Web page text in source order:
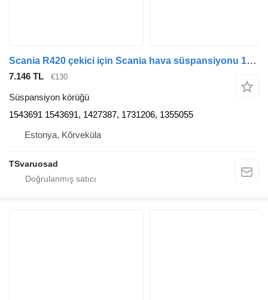
Scania R420 çekici için Scania hava süspansiyonu 1543691 süspansiyon körüğü
7.146 TL €130
Süspansiyon körüğü
1543691 1543691, 1427387, 1731206, 1355055
Estonya, Kõrveküla
TSvaruosad